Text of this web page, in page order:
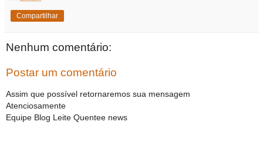
Compartilhar
Nenhum comentário:
Postar um comentário
Assim que possível retornaremos sua mensagem
Atenciosamente
Equipe Blog Leite Quentee news